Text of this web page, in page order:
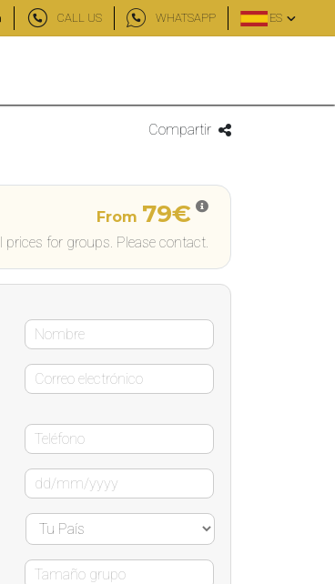
CALL US WHATSAPP ES
Compartir
From 79€
prices for groups. Please contact.